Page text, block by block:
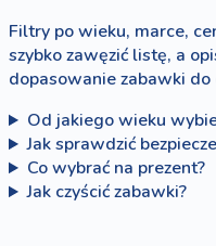
Filtry po wieku, marce,
szybko zawęzić listę, a
dopasowanie zabawki
Od jakiego wieku
Jak sprawdzić
Co wybrać na prezent?
Jak czyścić zabawki?